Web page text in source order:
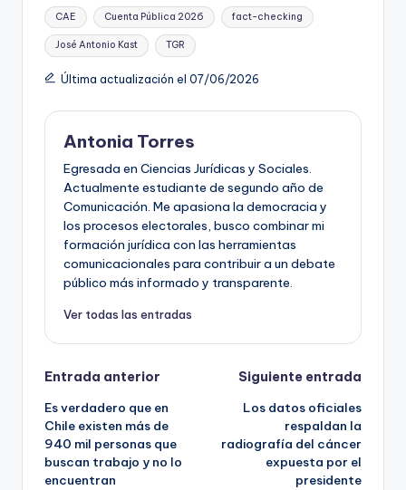
Etiquetas:
CAE Cuenta Pública 2026 fact-checking
José Antonio Kast TGR
Última actualización el 07/06/2026
Antonia Torres
Egresada en Ciencias Jurídicas y Sociales.
Actualmente estudiante de segundo año de
Comunicación. Me apasiona la democracia y
los procesos electorales, busco combinar mi
formación jurídica con las herramientas
comunicacionales para contribuir a un debate
público más informado y transparente.
Ver todas las entradas
Navegación
de
entradas
Entrada anterior
Es verdadero que en
Chile existen más de
940 mil personas que
buscan trabajo y no lo
encuentran
Siguiente entrada
Los datos oficiales
respaldan la
radiografía del cáncer
expuesta por el
presidente